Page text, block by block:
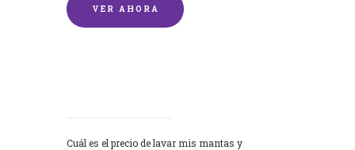
VER AHORA
Cuál es el precio de lavar mis mantas y